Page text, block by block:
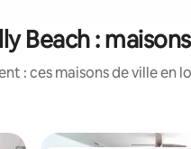
Beach :
: ces maisons de ville